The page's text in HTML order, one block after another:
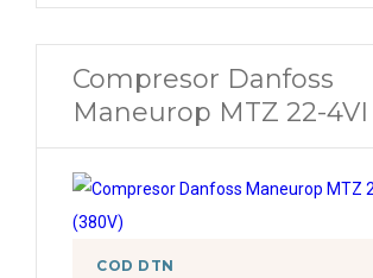
Compresor Danfoss
Maneurop MTZ 22-4VI
COD DTN